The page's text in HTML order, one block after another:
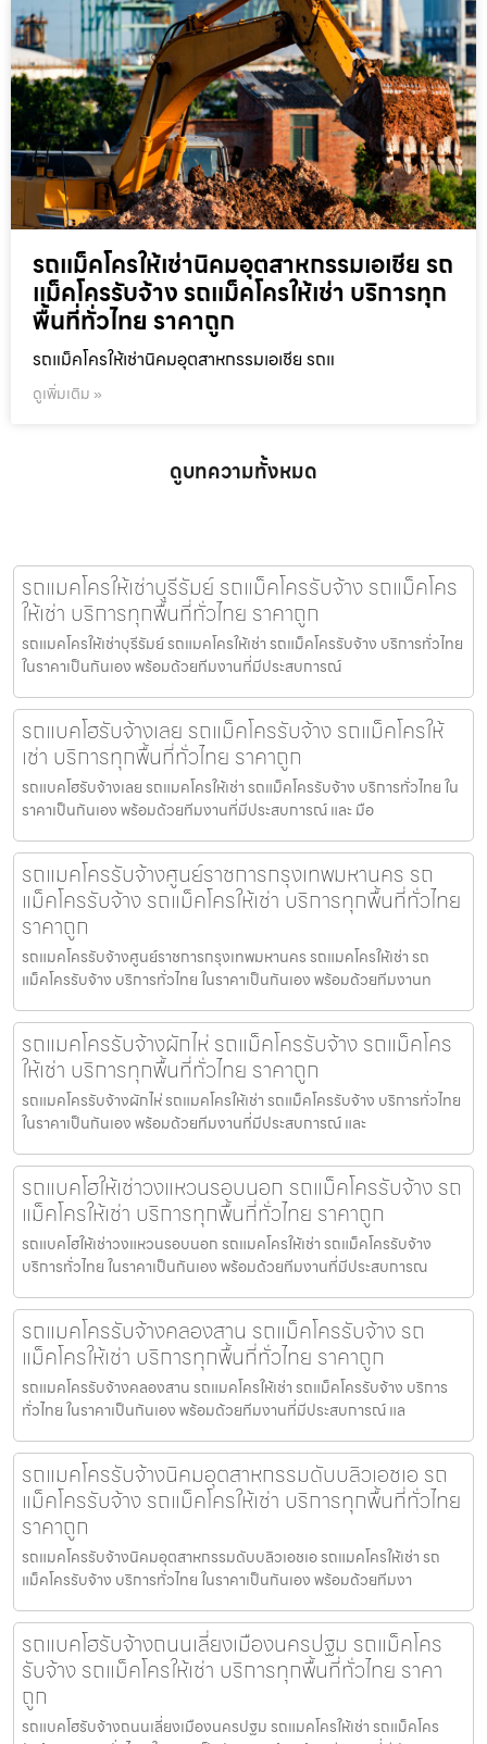
รถแม็คโครให้เช่านิคมอุตสาหกรรมเอเชีย รถ
แม็คโครรับจ้าง รถแม็คโครให้เช่า บริการทุก
พื้นที่ทั่วไทย ราคาถูก
รถแม็คโครให้เช่านิคมอุตสาหกรรมเอเชีย รถแ
ดูเพิ่มเติม »
ดูบทความทั้งหมด
รถแมคโครให้เช่าบุรีรัมย์ รถแม็คโครรับจ้าง รถแม็คโคร
ให้เช่า บริการทุกพื้นที่ทั่วไทย ราคาถูก
รถแมคโครให้เช่าบุรีรัมย์ รถแมคโครให้เช่า รถแม็คโครรับจ้าง บริการทั่วไทย
ในราคาเป็นกันเอง พร้อมด้วยทีมงานที่มีประสบการณ์
รถแบคโฮรับจ้างเลย รถแม็คโครรับจ้าง รถแม็คโครให้
เช่า บริการทุกพื้นที่ทั่วไทย ราคาถูก
รถแบคโฮรับจ้างเลย รถแมคโครให้เช่า รถแม็คโครรับจ้าง บริการทั่วไทย ใน
ราคาเป็นกันเอง พร้อมด้วยทีมงานที่มีประสบการณ์ และ มือ
รถแมคโครรับจ้างศูนย์ราชการกรุงเทพมหานคร รถ
แม็คโครรับจ้าง รถแม็คโครให้เช่า บริการทุกพื้นที่ทั่วไทย
ราคาถูก
รถแมคโครรับจ้างศูนย์ราชการกรุงเทพมหานคร รถแมคโครให้เช่า รถ
แม็คโครรับจ้าง บริการทั่วไทย ในราคาเป็นกันเอง พร้อมด้วยทีมงานท
รถแมคโครรับจ้างผักไห่ รถแม็คโครรับจ้าง รถแม็คโคร
ให้เช่า บริการทุกพื้นที่ทั่วไทย ราคาถูก
รถแมคโครรับจ้างผักไห่ รถแมคโครให้เช่า รถแม็คโครรับจ้าง บริการทั่วไทย
ในราคาเป็นกันเอง พร้อมด้วยทีมงานที่มีประสบการณ์ และ
รถแบคโฮให้เช่าวงแหวนรอบนอก รถแม็คโครรับจ้าง รถ
แม็คโครให้เช่า บริการทุกพื้นที่ทั่วไทย ราคาถูก
รถแบคโฮให้เช่าวงแหวนรอบนอก รถแมคโครให้เช่า รถแม็คโครรับจ้าง
บริการทั่วไทย ในราคาเป็นกันเอง พร้อมด้วยทีมงานที่มีประสบการณ
รถแมคโครรับจ้างคลองสาน รถแม็คโครรับจ้าง รถ
แม็คโครให้เช่า บริการทุกพื้นที่ทั่วไทย ราคาถูก
รถแมคโครรับจ้างคลองสาน รถแมคโครให้เช่า รถแม็คโครรับจ้าง บริการ
ทั่วไทย ในราคาเป็นกันเอง พร้อมด้วยทีมงานที่มีประสบการณ์ แล
รถแมคโครรับจ้างนิคมอุตสาหกรรมดับบลิวเอชเอ รถ
แม็คโครรับจ้าง รถแม็คโครให้เช่า บริการทุกพื้นที่ทั่วไทย
ราคาถูก
รถแมคโครรับจ้างนิคมอุตสาหกรรมดับบลิวเอชเอ รถแมคโครให้เช่า รถ
แม็คโครรับจ้าง บริการทั่วไทย ในราคาเป็นกันเอง พร้อมด้วยทีมงา
รถแบคโฮรับจ้างถนนเลี่ยงเมืองนครปฐม รถแม็คโคร
รับจ้าง รถแม็คโครให้เช่า บริการทุกพื้นที่ทั่วไทย ราคา
ถูก
รถแบคโฮรับจ้างถนนเลี่ยงเมืองนครปฐม รถแมคโครให้เช่า รถแม็คโคร